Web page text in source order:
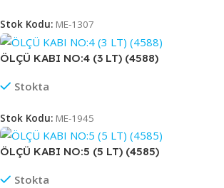
Stok Kodu: ME-1307
ÖLÇÜ KABI NO:4 (3 LT) (4588)
Stokta
Stok Kodu: ME-1945
ÖLÇÜ KABI NO:5 (5 LT) (4585)
Stokta